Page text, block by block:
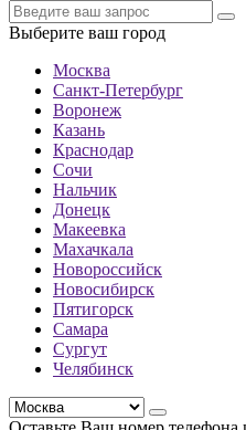
Выберите ваш город
Москва
Санкт-Петербург
Воронеж
Казань
Краснодар
Сочи
Нальчик
Донецк
Макеевка
Махачкала
Новороссийск
Новосибирск
Пятигорск
Самара
Сургут
Челябинск